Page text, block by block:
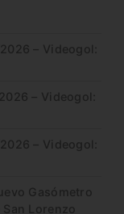
– Videogol:
– Videogol:
– Videogol:
Gasómetro
Lorenzo